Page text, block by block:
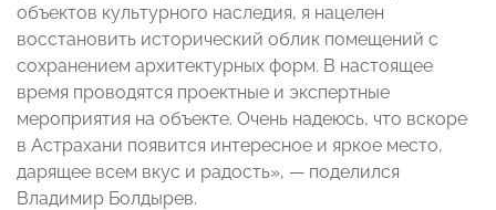
объектов культурного наследия, я нацелен
восстановить исторический облик помещений с
сохранением архитектурных форм. В настоящее
время проводятся проектные и экспертные
мероприятия на объекте. Очень надеюсь, что вскоре
в Астрахани появится интересное и яркое место,
дарящее всем вкус и радость», — поделился
Владимир Болдырев.